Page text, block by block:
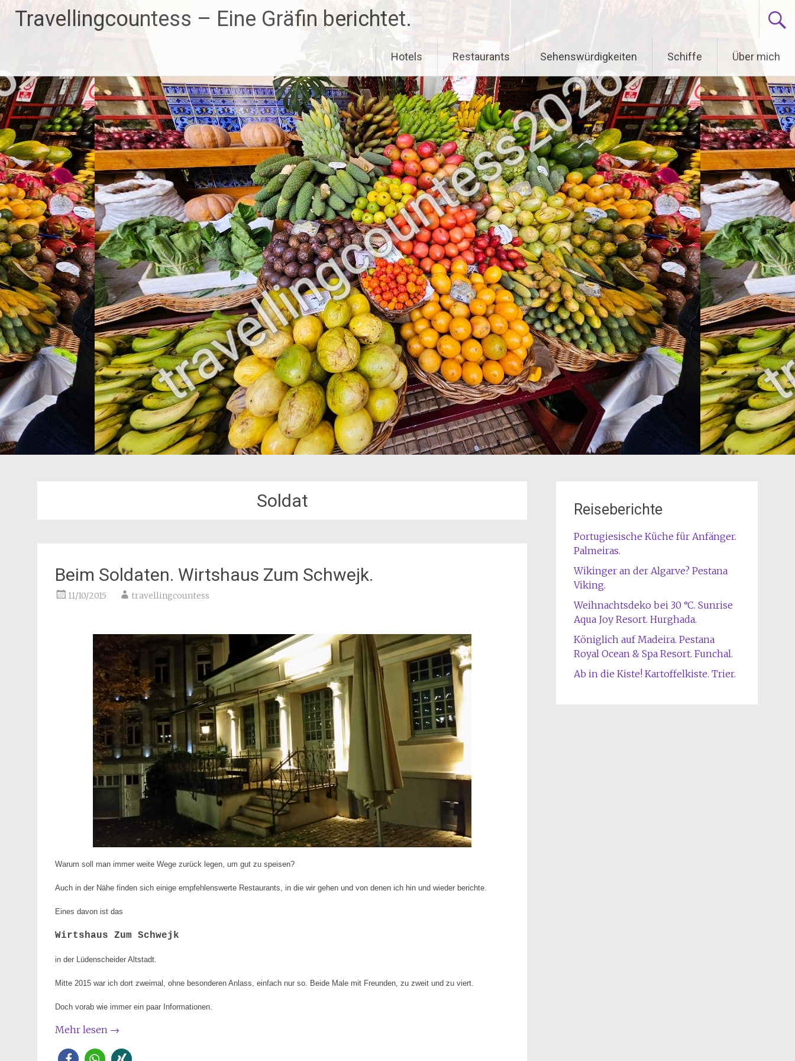
Travellingcountess – Eine Gräfin berichtet.
Hotels Restaurants Sehenswürdigkeiten Schiffe Über mich
Soldat
Beim Soldaten. Wirtshaus Zum Schwejk.
11/10/2015 travellingcountess
Warum soll man immer weite Wege zurück legen, um gut zu speisen?
Auch in der Nähe finden sich einige empfehlenswerte Restaurants, in die wir gehen und von denen ich hin und wieder berichte.
Eines davon ist das
Wirtshaus Zum Schwejk
in der Lüdenscheider Altstadt.
Mitte 2015 war ich dort zweimal, ohne besonderen Anlass, einfach nur so. Beide Male mit Freunden, zu zweit und zu viert.
Doch vorab wie immer ein paar Informationen.
Mehr lesen →
Reiseberichte
Portugiesische Küche für Anfänger.
Palmeiras.
Wikinger an der Algarve? Pestana
Viking.
Weihnachtsdeko bei 30 °C. Sunrise
Aqua Joy Resort. Hurghada.
Königlich auf Madeira. Pestana
Royal Ocean & Spa Resort. Funchal.
Ab in die Kiste! Kartoffelkiste. Trier.